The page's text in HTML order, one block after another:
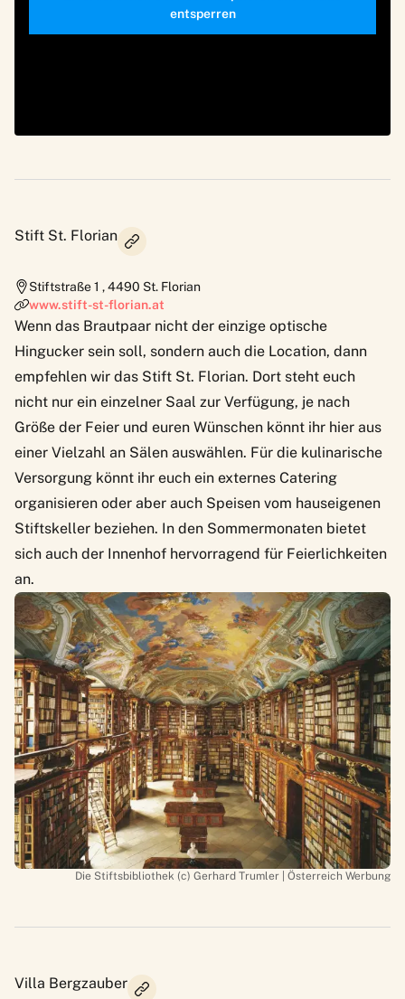
entsperren
Stift St. Florian
Stiftstraße 1 ,4490 St. Florian
www.stift-st-florian.at
Wenn das Brautpaar nicht der einzige optische
Hingucker sein soll, sondern auch die Location, dann
empfehlen wir das Stift St. Florian. Dort steht euch
nicht nur ein einzelner Saal zur Verfügung, je nach
Größe der Feier und euren Wünschen könnt ihr hier aus
einer Vielzahl an Sälen auswählen. Für die kulinarische
Versorgung könnt ihr euch ein externes Catering
organisieren oder aber auch Speisen vom hauseigenen
Stiftskeller beziehen. In den Sommermonaten bietet
sich auch der Innenhof hervorragend für Feierlichkeiten
an.
Die Stiftsbibliothek (c) Gerhard Trumler | Österreich Werbung
Villa Bergzauber